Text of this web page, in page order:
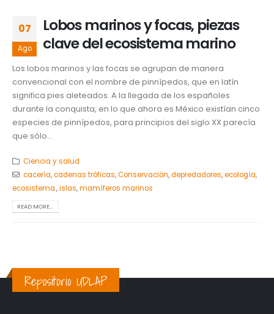
07
Ago
Lobos marinos y focas, piezas
clave del ecosistema marino
Los lobos marinos y las focas se agrupan de manera
convencional con el nombre de pinnípedos, que en latín
significa pies aleteados. A la llegada de los españoles
durante la conquista, en lo que ahora es México existían cinco
especies de pinnípedos, para principios del siglo XX parecía
que sólo...
Ciencia y salud
cacería,cadenas tróficas,Conservación,depredadores,ecología,
ecosistema.,islas,mamíferos marinos
READ MORE...
Repositorio UDLAP